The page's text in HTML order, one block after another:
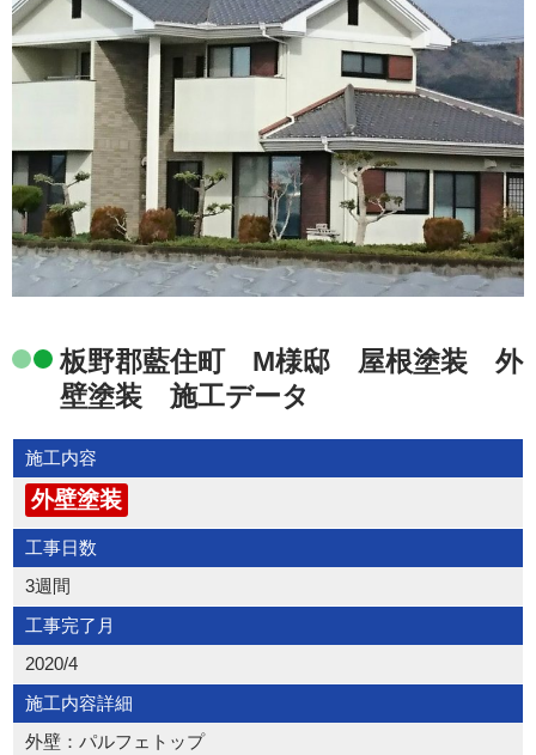
板野郡藍住町 M様邸 屋根塗装 外
壁塗装 施工データ
施工内容
外壁塗装
工事日数
3週間
工事完了月
2020/4
施工内容詳細
外壁：パルフェトップ